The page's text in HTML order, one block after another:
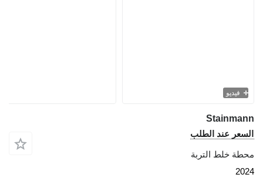
فيديو
Stainmann
السعر عند الطلب
محطة خلط التربة
2024